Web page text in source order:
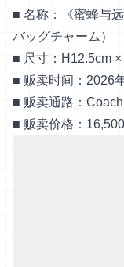
■ 名称：《蜜蜂与
バッグチャーム）
■ 尺寸：H12.5cm
■ 贩卖时间：2026
■ 贩卖通路：
■ 贩卖价格：